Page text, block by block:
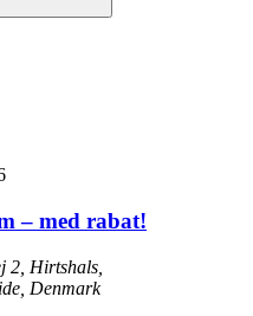
– med rabat!
2, Hirtshals,
Denmark